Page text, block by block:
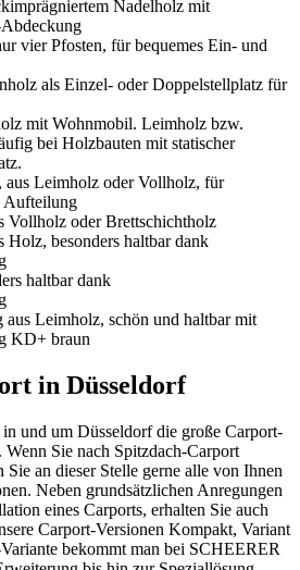
in Düsseldorf
und um Düsseldorf die große Carport-
Sie nach Spitzdach-Carport
Sie an dieser Stelle gerne alle von Ihnen
Neben grundsätzlichen Anregungen
eines Carports, erhalten Sie auch
Carport-Versionen Kompakt, Variant
bekommt man bei SCHEERER